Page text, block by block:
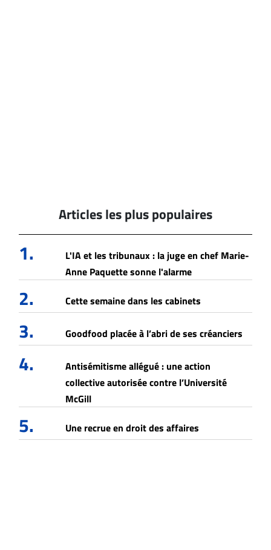
Articles les plus populaires
1.
L'IA et les tribunaux : la juge en chef Marie-
Anne Paquette sonne l'alarme
2. Cette semaine dans les cabinets
3. Goodfood placée à l’abri de ses créanciers
4.
Antisémitisme allégué : une action
collective autorisée contre l’Université
McGill
5. Une recrue en droit des affaires